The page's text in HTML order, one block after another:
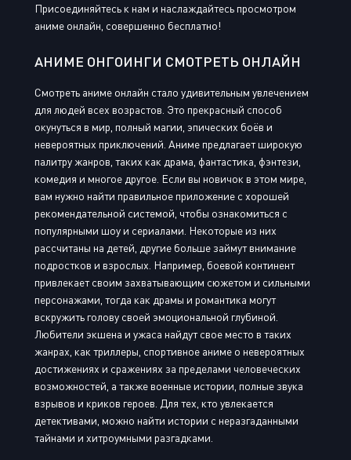
Присоединяйтесь к нам и наслаждайтесь просмотром
аниме онлайн, совершенно бесплатно!
АНИМЕ ОНГОИНГИ СМОТРЕТЬ ОНЛАЙН
Смотреть аниме онлайн стало удивительным увлечением
для людей всех возрастов. Это прекрасный способ
окунуться в мир, полный магии, эпических боёв и
невероятных приключений. Аниме предлагает широкую
палитру жанров, таких как драма, фантастика, фэнтези,
комедия и многое другое. Если вы новичок в этом мире,
вам нужно найти правильное приложение с хорошей
рекомендательной системой, чтобы ознакомиться с
популярными шоу и сериалами. Некоторые из них
рассчитаны на детей, другие больше займут внимание
подростков и взрослых. Например, боевой континент
привлекает своим захватывающим сюжетом и сильными
персонажами, тогда как драмы и романтика могут
вскружить голову своей эмоциональной глубиной.
Любители экшена и ужаса найдут свое место в таких
жанрах, как триллеры, спортивное аниме о невероятных
достижениях и сражениях за пределами человеческих
возможностей, а также военные истории, полные звука
взрывов и криков героев. Для тех, кто увлекается
детективами, можно найти истории с неразгаданными
тайнами и хитроумными разгадками.